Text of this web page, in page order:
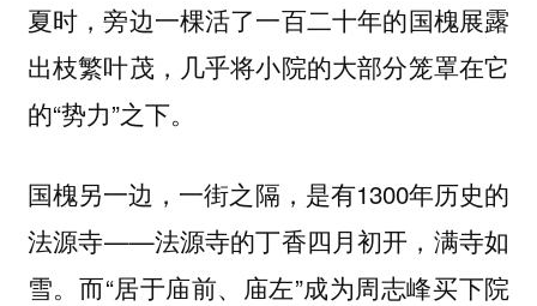
夏时，旁边一棵活了一百二十年的国槐展露
出枝繁叶茂，几乎将小院的大部分笼罩在它
的“势力”之下。
国槐另一边，一街之隔，是有1300年历史的
法源寺——法源寺的丁香四月初开，满寺如
雪。而“居于庙前、庙左”成为周志峰买下院